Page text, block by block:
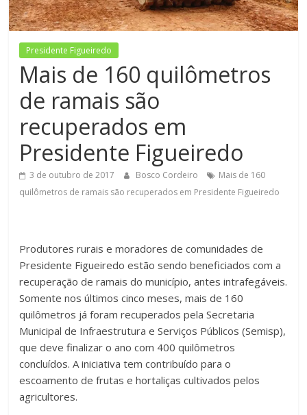
Figueiredo
Presidente Figueiredo
Mais de 160 quilômetros
de ramais são
recuperados em
Presidente Figueiredo
3 de outubro de 2017 Bosco Cordeiro
Mais de 160
quilômetros de ramais são recuperados em Presidente Figueiredo
Produtores rurais e moradores de comunidades de
Presidente Figueiredo estão sendo beneficiados com a
recuperação de ramais do município, antes intrafegáveis.
Somente nos últimos cinco meses, mais de 160
quilômetros já foram recuperados pela Secretaria
Municipal de Infraestrutura e Serviços Públicos (Semisp),
que deve finalizar o ano com 400 quilômetros
concluídos. A iniciativa tem contribuído para o
escoamento de frutas e hortaliças cultivados pelos
agricultores.